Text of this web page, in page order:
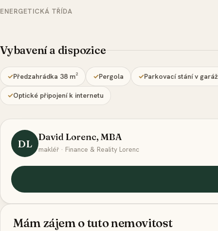
ENERGETICKÁ TŘÍDA
Vybavení a dispozice
Předzahrádka 38 m² Pergola Parkovací stání v
Optické připojení k internetu
DL
David Lorenc, MBA
makléř · Finance & Reality Lorenc
Mám zájem o tuto nemovitost